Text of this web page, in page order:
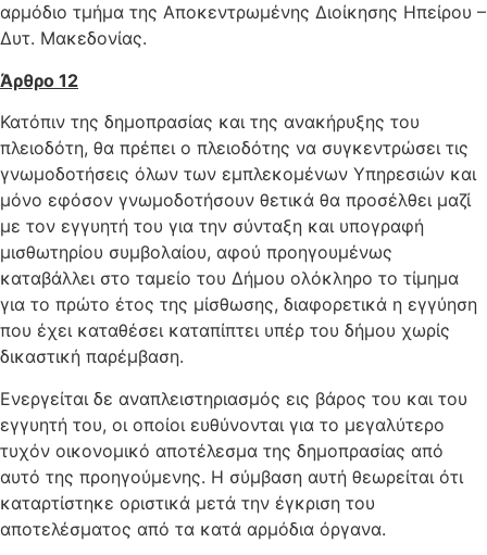
αρμόδιο τμήμα της Αποκεντρωμένης Διοίκησης Ηπείρου –
Δυτ. Μακεδονίας.
Άρθρο 12
Κατόπιν της δημοπρασίας και της ανακήρυξης του
πλειοδότη, θα πρέπει ο πλειοδότης να συγκεντρώσει τις
γνωμοδοτήσεις όλων των εμπλεκομένων Υπηρεσιών και
μόνο εφόσον γνωμοδοτήσουν θετικά θα προσέλθει μαζί
με τον εγγυητή του για την σύνταξη και υπογραφή
μισθωτηρίου συμβολαίου, αφού προηγουμένως
καταβάλλει στο ταμείο του Δήμου ολόκληρο το τίμημα
για το πρώτο έτος της μίσθωσης, διαφορετικά η εγγύηση
που έχει καταθέσει καταπίπτει υπέρ του δήμου χωρίς
δικαστική παρέμβαση.
Ενεργείται δε αναπλειστηριασμός εις βάρος του και του
εγγυητή του, οι οποίοι ευθύνονται για το μεγαλύτερο
τυχόν οικονομικό αποτέλεσμα της δημοπρασίας από
αυτό της προηγούμενης. Η σύμβαση αυτή θεωρείται ότι
καταρτίστηκε οριστικά μετά την έγκριση του
αποτελέσματος από τα κατά αρμόδια όργανα.